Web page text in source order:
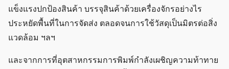
แข็งแรงปกป้องสินค้า บรรจุสินค้าด้วยเครื่องจักรอย่างไร
ประหยัดพื้นที่ในการจัดส่ง ตลอดจนการใช้วัสดุเป็นมิตรต่อสิ่ง
แวดล้อม ฯลฯ
และจากการที่อุตสาหกรรมการพิมพ์กำลังเผชิญความท้าทาย